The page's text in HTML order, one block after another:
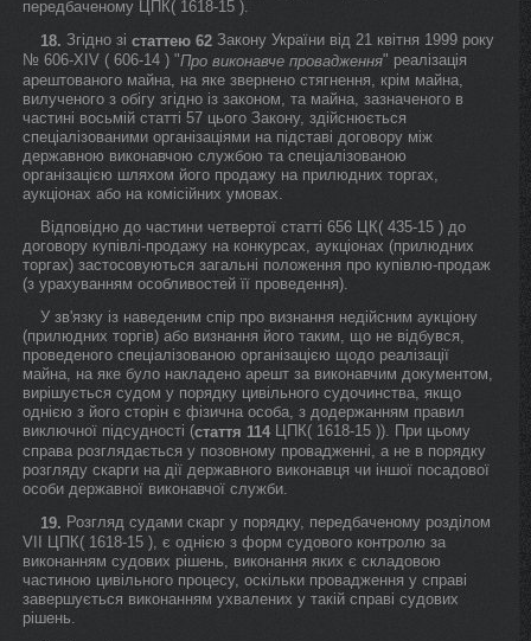
передбаченому ЦПК( 1618-15 ).
18. Згідно зі статтею 62 Закону України від 21 квітня 1999 року
№ 606-XIV ( 606-14 ) "Про виконавче провадження" реалізація
арештованого майна, на яке звернено стягнення, крім майна,
вилученого з обігу згідно із законом, та майна, зазначеного в
частині восьмій статті 57 цього Закону, здійснюється
спеціалізованими організаціями на підставі договору між
державною виконавчою службою та спеціалізованою
організацією шляхом його продажу на прилюдних торгах,
аукціонах або на комісійних умовах.
Відповідно до частини четвертої статті 656 ЦК( 435-15 ) до
договору купівлі-продажу на конкурсах, аукціонах (прилюдних
торгах) застосовуються загальні положення про купівлю-продаж
(з урахуванням особливостей її проведення).
У зв'язку із наведеним спір про визнання недійсним аукціону
(прилюдних торгів) або визнання його таким, що не відбувся,
проведеного спеціалізованою організацією щодо реалізації
майна, на яке було накладено арешт за виконавчим документом,
вирішується судом у порядку цивільного судочинства, якщо
однією з його сторін є фізична особа, з додержанням правил
виключної підсудності (стаття 114 ЦПК( 1618-15 )). При цьому
справа розглядається у позовному провадженні, а не в порядку
розгляду скарги на дії державного виконавця чи іншої посадової
особи державної виконавчої служби.
19. Розгляд судами скарг у порядку, передбаченому розділом
VII ЦПК( 1618-15 ), є однією з форм судового контролю за
виконанням судових рішень, виконання яких є складовою
частиною цивільного процесу, оскільки провадження у справі
завершується виконанням ухвалених у такій справі судових
рішень.